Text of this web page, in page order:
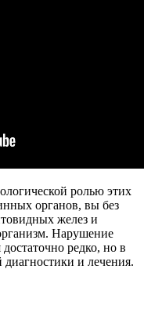
ролью этих
органов, вы без
желез и
Нарушение
редко, но в
диагностики и лечения.